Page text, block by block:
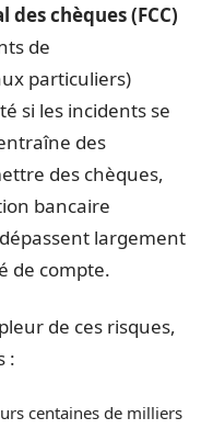
chèques (FCC)
de
particuliers)
si les incidents se
des
des chèques,
bancaire
largement
de compte.
de ces risques,
:
centaines de milliers